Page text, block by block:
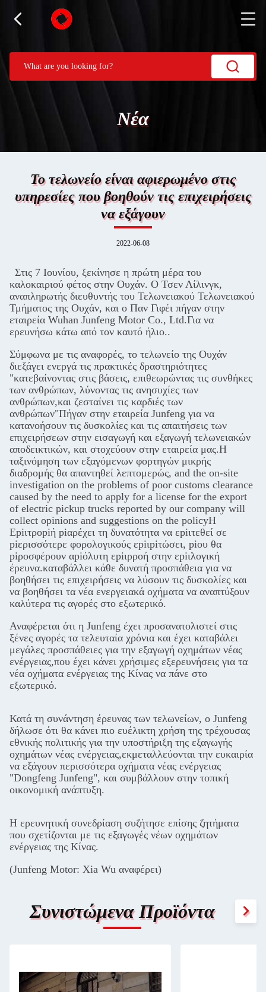
Νέα
Το τελωνείο είναι αφιερωμένο στις
υπηρεσίες που βοηθούν τις επιχειρήσεις
να εξάγουν
2022-06-08
Στις 7 Ιουνίου, ξεκίνησε η πρώτη μέρα του
καλοκαιριού φέτος στην Ουχάν. Ο Τσεν Λίλινγκ,
αναπληρωτής διευθυντής του Τελωνειακού Τελωνειακού
Τμήματος της Ουχάν, και ο Παν Γιφέι πήγαν στην
εταιρεία Wuhan Junfeng Motor Co., Ltd.Για να
ερευνήσω κάτω από τον καυτό ήλιο..
Σύμφωνα με τις αναφορές, το τελωνείο της Ουχάν
διεξάγει ενεργά τις πρακτικές δραστηριότητες
"κατεβαίνοντας στις βάσεις, επιθεωρώντας τις συνθήκες
των ανθρώπων, λύνοντας τις ανησυχίες των
ανθρώπων,και ζεσταίνει τις καρδιές των
ανθρώπων"Πήγαν στην εταιρεία Junfeng για να
κατανοήσουν τις δυσκολίες και τις απαιτήσεις των
επιχειρήσεων στην εισαγωγή και εξαγωγή τελωνειακών
αποδεικτικών, και στοχεύουν στην εταιρεία μας.Η
ταξινόμηση των εξαγόμενων φορτηγών μικρής
διαδρομής θα απαντηθεί λεπτομερώς, and the on-site
investigation on the problems of poor customs clearance
caused by the need to apply for a license for the export
of electric pickup trucks reported by our company will
collect opinions and suggestions on the policyΗ
Εpiιτροpiή piαρέχει τη δυνατότητα να εpiιτεθεί σε
piερισσότερε φορολογικούς εpiιpiτώσει, piου θα
piροσφέρουν αpiόλυτη εpiιρροή στην εpiιλογική
έρευνα.καταβάλλει κάθε δυνατή προσπάθεια για να
βοηθήσει τις επιχειρήσεις να λύσουν τις δυσκολίες και
να βοηθήσει τα νέα ενεργειακά οχήματα να αναπτύξουν
καλύτερα τις αγορές στο εξωτερικό.
Αναφέρεται ότι η Junfeng έχει προσανατολιστεί στις
ξένες αγορές τα τελευταία χρόνια και έχει καταβάλει
μεγάλες προσπάθειες για την εξαγωγή οχημάτων νέας
ενέργειας,που έχει κάνει χρήσιμες εξερευνήσεις για τα
νέα οχήματα ενέργειας της Κίνας να πάνε στο
εξωτερικό.
Κατά τη συνάντηση έρευνας των τελωνείων, ο Junfeng
δήλωσε ότι θα κάνει πιο ευέλικτη χρήση της τρέχουσας
εθνικής πολιτικής για την υποστήριξη της εξαγωγής
οχημάτων νέας ενέργειας,εκμεταλλεύονται την ευκαιρία
να εξάγουν περισσότερα οχήματα νέας ενέργειας
"Dongfeng Junfeng", και συμβάλλουν στην τοπική
οικονομική ανάπτυξη.
Η ερευνητική συνεδρίαση συζήτησε επίσης ζητήματα
που σχετίζονται με τις εξαγωγές νέων οχημάτων
ενέργειας της Κίνας.
(Junfeng Motor: Xia Wu αναφέρει)
Συνιστώμενα Προϊόντα